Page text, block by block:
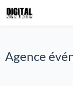
Agence